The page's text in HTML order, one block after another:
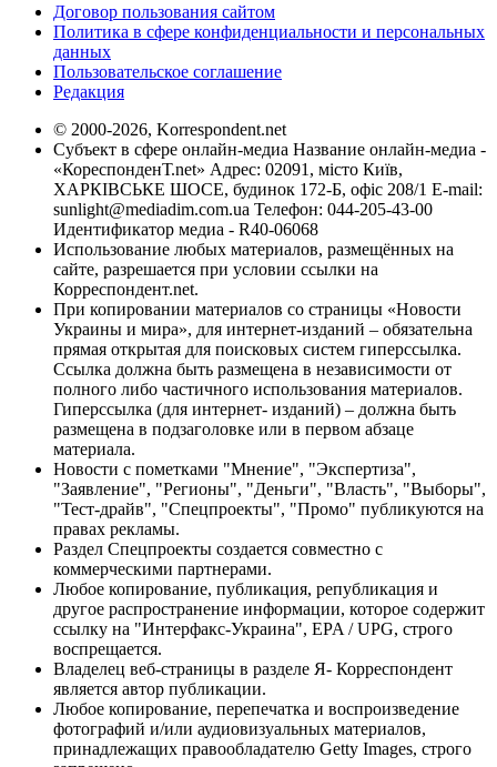
Договор пользования сайтом
Политика в сфере конфиденциальности и персональных
данных
Пользовательское соглашение
Редакция
© 2000-2026, Korrespondent.net
Субъект в сфере онлайн-медиа Название онлайн-медиа -
«КореспонденТ.net» Адрес: 02091, місто Київ,
ХАРКІВСЬКЕ ШОСЕ, будинок 172-Б, офіс 208/1 E-mail:
sunlight@mediadim.com.ua Телефон: 044-205-43-00
Идентификатор медиа - R40-06068
Использование любых материалов, размещённых на
сайте, разрешается при условии ссылки на
Корреспондент.net.
При копировании материалов со страницы «Новости
Украины и мира», для интернет-изданий – обязательна
прямая открытая для поисковых систем гиперссылка.
Ссылка должна быть размещена в независимости от
полного либо частичного использования материалов.
Гиперссылка (для интернет- изданий) – должна быть
размещена в подзаголовке или в первом абзаце
материала.
Новости с пометками "Мнение", "Экспертиза",
"Заявление", "Регионы", "Деньги", "Власть", "Выборы",
"Тест-драйв", "Спецпроекты", "Промо" публикуются на
правах рекламы.
Раздел Спецпроекты создается совместно с
коммерческими партнерами.
Любое копирование, публикация, републикация и
другое распространение информации, которое содержит
ссылку на "Интерфакс-Украина", EPA / UPG, строго
воспрещается.
Владелец веб-страницы в разделе Я- Корреспондент
является автор публикации.
Любое копирование, перепечатка и воспроизведение
фотографий и/или аудиовизуальных материалов,
принадлежащих правообладателю Getty Images, строго